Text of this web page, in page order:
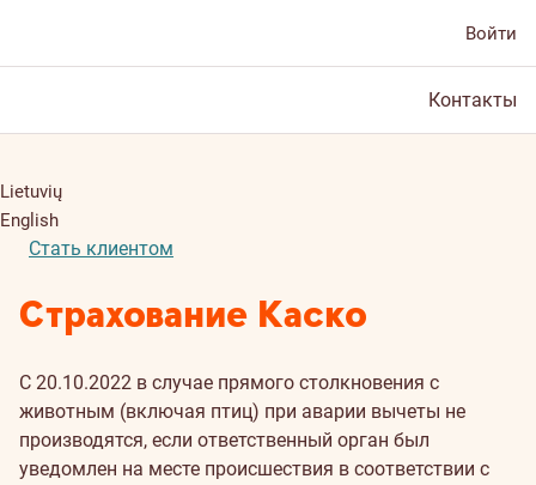
Войти
Контакты
Lietuvių
English
Стать клиентом
Страхование Каско
С 20.10.2022 в случае прямого столкновения с
животным (включая птиц) при аварии вычеты не
производятся, если ответственный орган был
уведомлен на месте происшествия в соответствии с